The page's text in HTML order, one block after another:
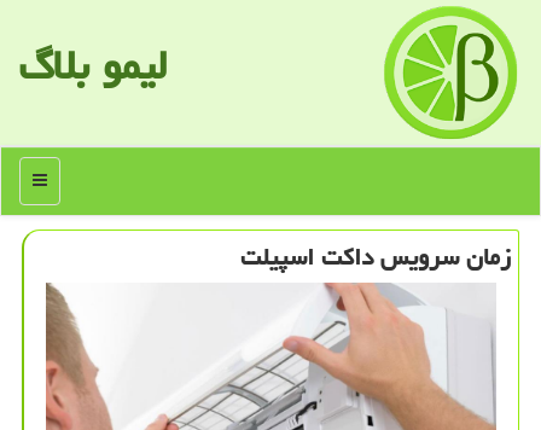
لیمو بلاگ
منو
زمان سرویس داكت اسپیلت